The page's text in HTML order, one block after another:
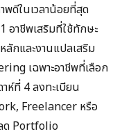
ดีในเวลาน้อยที่สุด
อาชีพเสริมที่ใช้ทักษะ
ลักและงานแปลเสริม
เฉพาะอาชีพที่เลือก
ห์ที่ 4 ลงทะเบียน
Freelancer หรือ
ด Portfolio